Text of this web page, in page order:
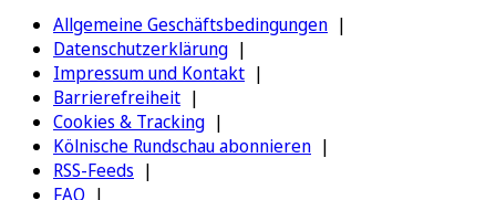
Allgemeine Geschäftsbedingungen
Datenschutzerklärung
Impressum und Kontakt
Barrierefreiheit
Cookies & Tracking
Kölnische Rundschau abonnieren
RSS-Feeds
FAQ